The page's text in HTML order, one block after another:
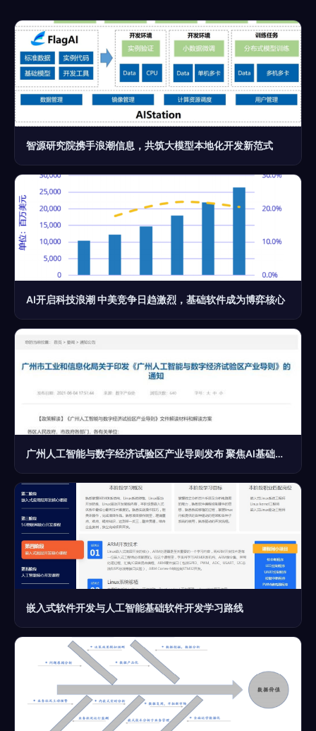
智源研究院携手浪潮信息，共筑大模型本地化开发新范式
AI开启科技浪潮 中美竞争日趋激烈，基础软件成为博弈核心
广州人工智能与数字经济试验区产业导则发布 聚焦AI基础软件与芯片自主创新
嵌入式软件开发与人工智能基础软件开发学习路线